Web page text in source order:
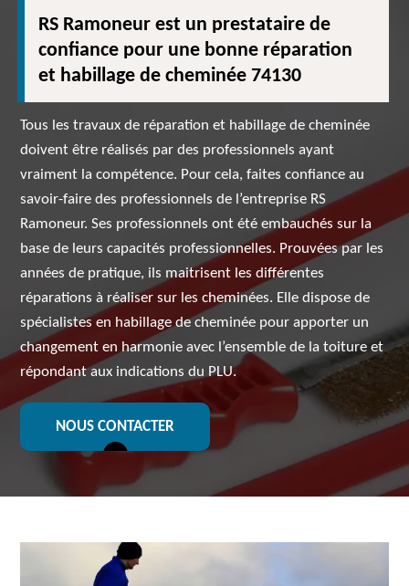
RS Ramoneur est un prestataire de
confiance pour une bonne réparation
et habillage de cheminée 74130
Tous les travaux de réparation et habillage de cheminée
doivent être réalisés par des professionnels ayant
vraiment la compétence. Pour cela, faites confiance au
savoir-faire des professionnels de l’entreprise RS
Ramoneur. Ses professionnels ont été embauchés sur la
base de leurs capacités professionnelles. Prouvées par les
années de pratique, ils maitrisent les différentes
réparations à réaliser sur les cheminées. Elle dispose de
spécialistes en habillage de cheminée pour apporter un
changement en harmonie avec l’ensemble de la toiture et
répondant aux indications du PLU.
NOUS CONTACTER